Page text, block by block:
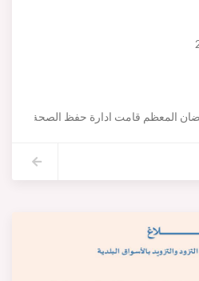
المعظم قامت ادارة حفظ الصحة و حماية